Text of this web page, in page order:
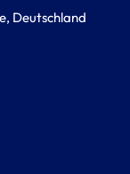
Deutschland